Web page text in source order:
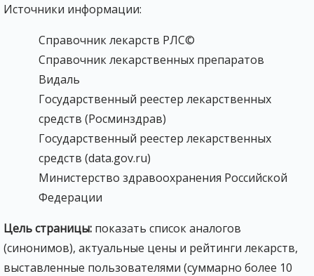
Источники информации:
Справочник лекарств РЛС©
Справочник лекарственных препаратов
Видаль
Государственный реестер лекарственных
средств (Росминздрав)
Государственный реестер лекарственных
средств (data.gov.ru)
Министерство здравоохранения Российской
Федерации
Цель страницы: показать список аналогов
(синонимов), актуальные цены и рейтинги лекарств,
выставленные пользователями (суммарно более 10